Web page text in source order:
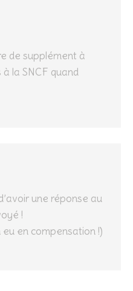
de supplément à
la SNCF quand
une réponse au
!
eu en compensation !)